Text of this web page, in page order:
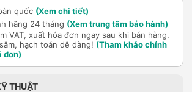
quốc (Xem chi tiết)
hãng 24 tháng (Xem trung tâm bảo hành)
VAT, xuất hóa đơn ngay sau khi bán hàng.
hạch toán dễ dàng! (Tham khảo chính
đơn)
THUẬT